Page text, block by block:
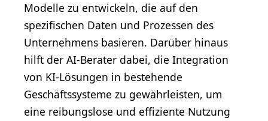
Modelle zu entwickeln, die auf den
spezifischen Daten und Prozessen des
Unternehmens basieren. Darüber hinaus
hilft der AI-Berater dabei, die Integration
von KI-Lösungen in bestehende
Geschäftssysteme zu gewährleisten, um
eine reibungslose und effiziente Nutzung